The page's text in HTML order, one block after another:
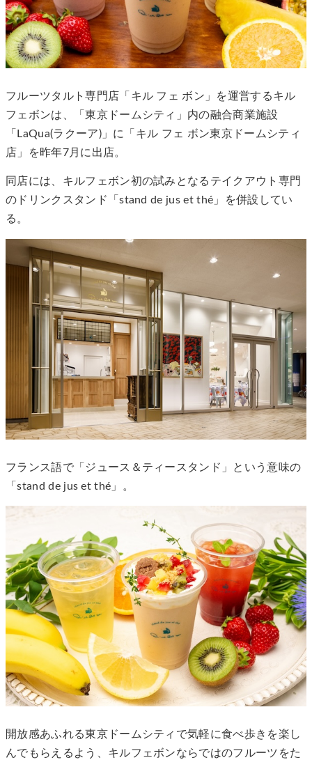
フルーツタルト専門店「キル フェ ボン」を運営するキル
フェボンは、「東京ドームシティ」内の融合商業施設
「LaQua(ラクーア)」に「キル フェ ボン東京ドームシティ
店」を昨年7月に出店。
同店には、キルフェボン初の試みとなるテイクアウト専門
のドリンクスタンド「stand de jus et thé」を併設してい
る。
フランス語で「ジュース＆ティースタンド」という意味の
「stand de jus et thé」。
開放感あふれる東京ドームシティで気軽に食べ歩きを楽し
んでもらえるよう、キルフェボンならではのフルーツをた